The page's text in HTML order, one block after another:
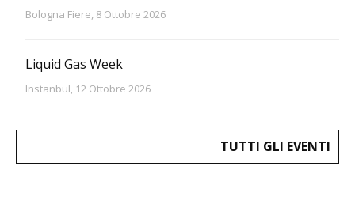
Bologna Fiere, 8 Ottobre 2026
Liquid Gas Week
Instanbul, 12 Ottobre 2026
TUTTI GLI EVENTI